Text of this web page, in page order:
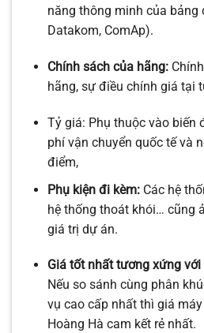
năng thông minh của bảng
Datakom, ComAp).
Chính sách của hãng:
hãng, sự điều chính giá tại
Tỷ giá: Phụ thuộc vào biến
phí vận chuyển quốc tế và
điểm,
Phụ kiện đi kèm:Các hệ
hệ thống thoát khói… cũng
giá trị dự án.
Giá tốt nhất tương xứng
Nếu so sánh cùng phân
vụ cao cấp nhất thì giá
Hoàng Hà cam kết rẻ nhất.